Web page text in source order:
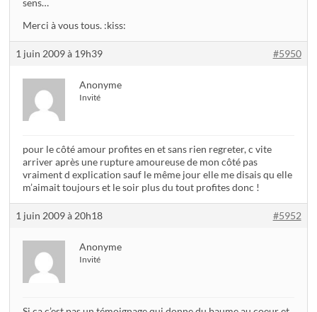
Merci à vous tous. :kiss:
1 juin 2009 à 19h39 #5950
Anonyme
Invité
pour le côté amour profites en et sans rien regreter, c vite
arriver après une rupture amoureuse de mon côté pas
vraiment d explication sauf le même jour elle me disais qu elle
m’aimait toujours et le soir plus du tout profites donc !
1 juin 2009 à 20h18 #5952
Anonyme
Invité